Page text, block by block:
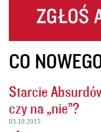
CO
Starcie
czy na „nie”?
03.10.2015